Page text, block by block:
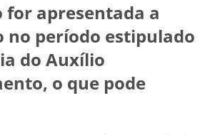
for apresentada a
no período estipulado
do Auxílio
o que pode